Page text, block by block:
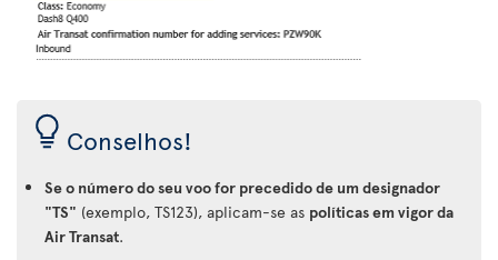
Conselhos!
Se o número do seu voo for precedido de um designador
"TS" (exemplo, TS123), aplicam-se as políticas em vigor da
Air Transat.